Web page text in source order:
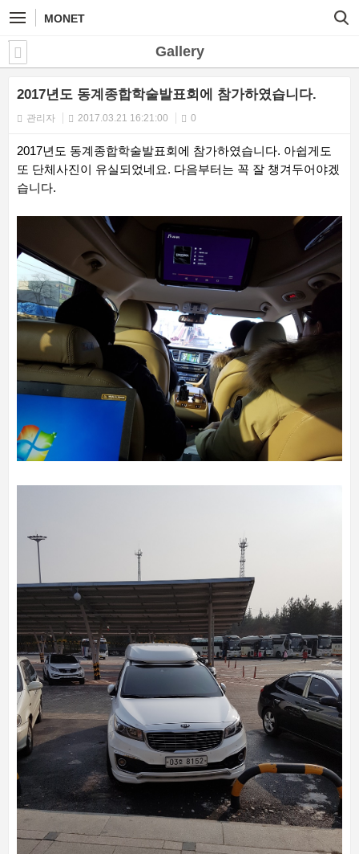
MONET
Gallery
2017년도 동계종합학술발표회에 참가하였습니다.
관리자 2017.03.21 16:21:00 0
2017년도 동계종합학술발표회에 참가하였습니다. 아쉽게도
또 단체사진이 유실되었네요. 다음부터는 꼭 잘 챙겨두어야겠
습니다.